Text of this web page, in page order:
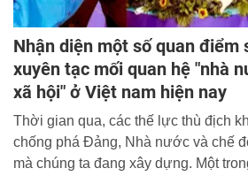
Nhận diện một số quan điểm
xuyên tạc mối quan hệ "nhà
xã hội" ở Việt nam hiện nay
Thời gian qua, các thế lực thù địch
chống phá Đảng, Nhà nước và chế
mà chúng ta đang xây dựng. Một